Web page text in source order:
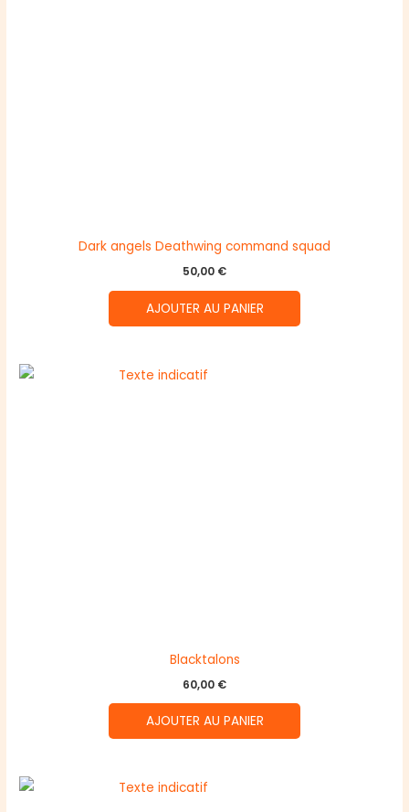
Dark angels Deathwing command squad
50,00 €
AJOUTER AU PANIER
Blacktalons
60,00 €
AJOUTER AU PANIER